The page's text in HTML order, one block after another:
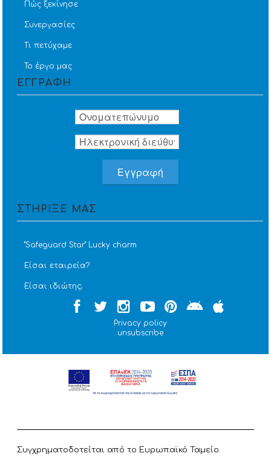
Πώς ξεκίνησε
Συνεργασίες
Τι πετύχαμε
Το έργο μας
ΕΓΓΡΑΦΗ
ΣΤΗΡΙΞΕ ΜΑΣ
''Safeguard Star'' Lucky charm
Είσαι εταιρεία?
Είσαι ιδιώτης;
Privacy policy
unsubscribe
Συγχρηματοδοτείται από το Ευρωπαϊκό Ταμείο